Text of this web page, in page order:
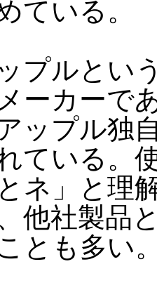
ている。
プルとい
ーカーで
ップル独
ている。
ネ」と理
他社製品
とも多い